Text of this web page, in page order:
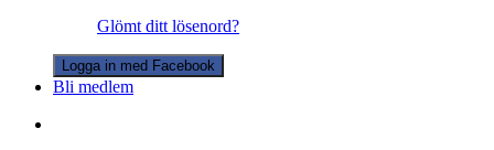
Glömt ditt lösenord?
Logga in med Facebook
Bli medlem